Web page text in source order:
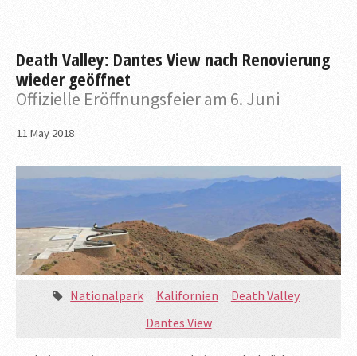
Death Valley: Dantes View nach Renovierung
wieder geöffnet
Offizielle Eröffnungsfeier am 6. Juni
11 May 2018
Nationalpark Kalifornien
Death Valley
Dantes View